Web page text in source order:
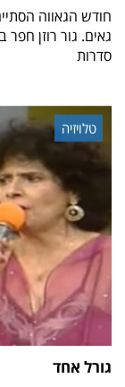
חודש הגאווה
סדרות
טלויזיה
גורל אחד